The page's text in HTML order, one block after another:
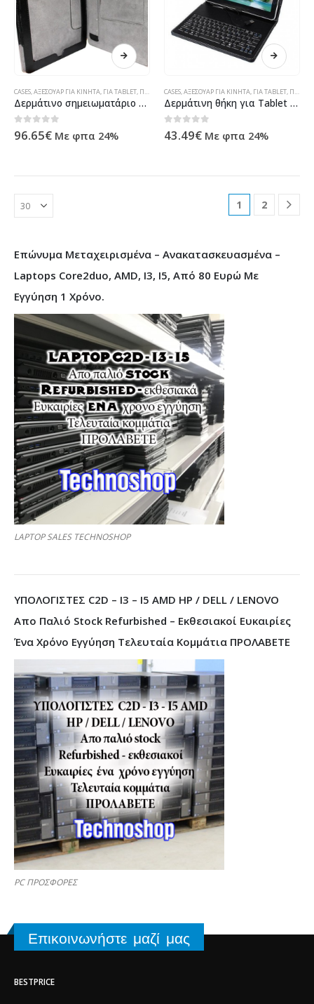
CASES,ΑΞΕΣΟΥΑΡ ΓΙΑ ΚΙΝΗΤΑ, ΓΙΑ TABLET, ΠΡΟΪΌΝΤΑ ΠΛΗΡΟΦΟΡΙΚΉΣ - ΚΙΝΗΤΉΣ ΤΗΛΕΦΩΝΊΑΣ - ΗΛΕΚΤΡΟΝΙΚΆ
Δερμάτινο σημειωματάριο No brand δέρματος για το iPad 2 έως 14035
0out of 5
96.65€ Με φπα 24%
CASES,ΑΞΕΣΟΥΑΡ ΓΙΑ ΚΙΝΗΤΑ, ΓΙΑ TABLET, ΠΡΟΪΌΝΤΑ ΠΛΗΡΟΦΟΡΙΚΉΣ - ΚΙΝΗΤΉΣ ΤΗΛΕΦΩΝΊΑΣ - ΗΛΕΚΤΡΟΝΙΚΆ
Δερμάτινη θήκη για Tablet 10 '' – 14029
0out of 5
43.49€ Με φπα 24%
1 2
Επώνυμα Μεταχειρισμένα – Ανακατασκευασμένα –
Laptops Core2duo, AMD, I3, I5, Από 80 Ευρώ Με
Εγγύηση 1 Χρόνο.
LAPTOP SALES TECHNOSHOP
ΥΠΟΛΟΓΙΣΤΕΣ C2D – I3 – I5 AMD HP / DELL / LENOVO
Απο Παλιό Stock Refurbished – Εκθεσιακοί Ευκαιρίες
Ένα Χρόνο Εγγύηση Τελευταία Κομμάτια ΠΡΟΛΑΒΕΤΕ
PC ΠΡΟΣΦΟΡΕΣ
Επικοινωνήστε μαζί μας
BESTPRICE